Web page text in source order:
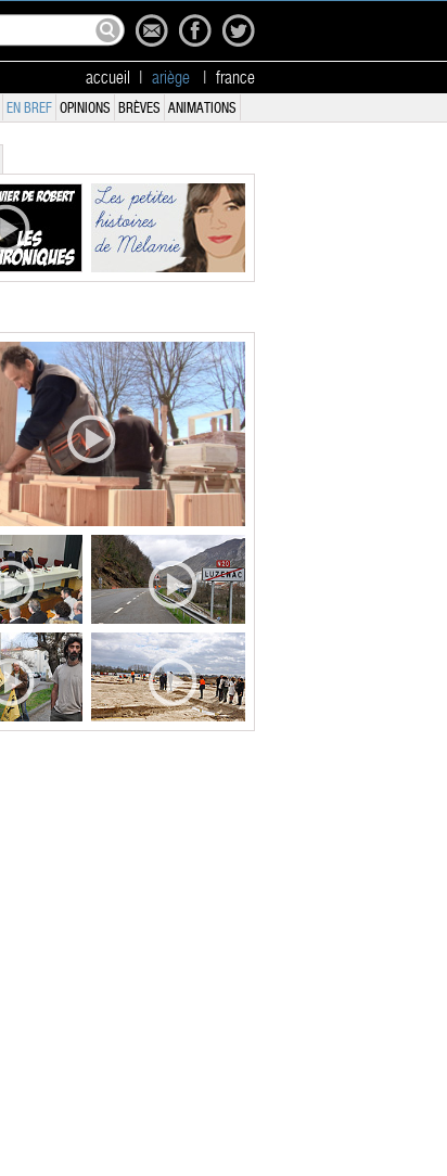
accueil ariège france
EN BREF OPINIONS BRÈVES ANIMATIONS